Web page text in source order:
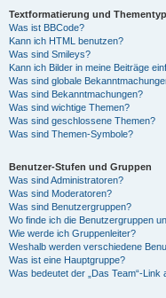
Textformatierung und
Was ist BBCode?
Kann ich HTML benutzen?
Was sind Smileys?
Kann ich Bilder in meine Beiträge
Was sind globale
Was sind Bekanntmachungen?
Was sind wichtige Themen?
Was sind geschlossene Themen?
Was sind Themen-Symbole?
Benutzer-Stufen und Gruppen
Was sind Administratoren?
Was sind Moderatoren?
Was sind Benutzergruppen?
Wo finde ich die Benutzergruppen
Wie werde ich Gruppenleiter?
Weshalb werden verschiedene
Was ist eine Hauptgruppe?
Was bedeutet der „Das Team“-Link